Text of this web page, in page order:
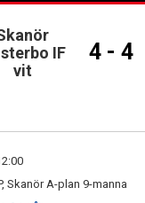
IF
vit
4 - 4
Skanör A-plan 9-manna